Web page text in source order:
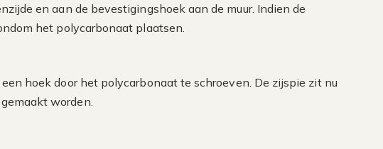
en aan de bevestigingshoek aan de muur. Indien de
het polycarbonaat plaatsen.
hoek door het polycarbonaat te schroeven. De zijspie zit nu
worden.